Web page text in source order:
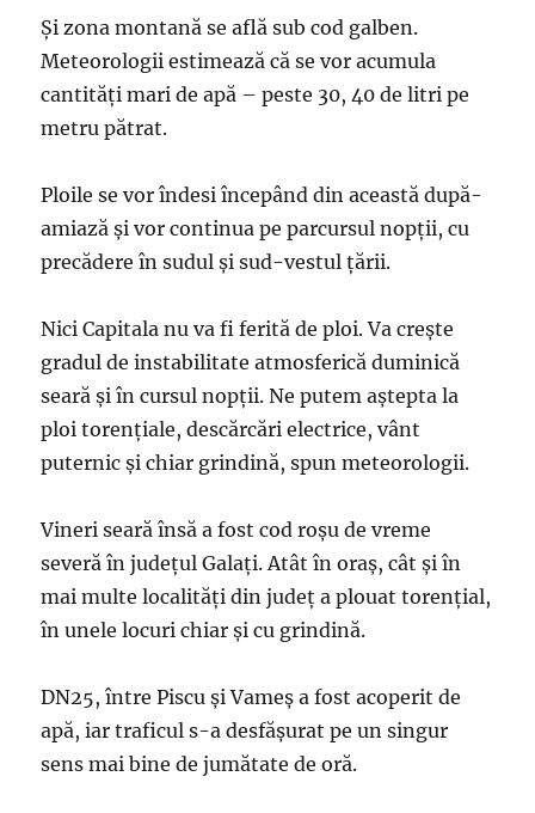
Și zona montană se află sub cod galben.
Meteorologii estimează că se vor acumula
cantități mari de apă – peste 30, 40 de litri pe
metru pătrat.
Ploile se vor îndesi începând din această după-
amiază și vor continua pe parcursul nopții, cu
precădere în sudul și sud-vestul țării.
Nici Capitala nu va fi ferită de ploi. Va crește
gradul de instabilitate atmosferică duminică
seară și în cursul nopții. Ne putem aștepta la
ploi torențiale, descărcări electrice, vânt
puternic și chiar grindină, spun meteorologii.
Vineri seară însă a fost cod roşu de vreme
severă în județul Galaţi. Atât în oraș, cât și în
mai multe localități din județ a plouat torenţial,
în unele locuri chiar și cu grindină.
DN25, între Piscu și Vameș a fost acoperit de
apă, iar traficul s-a desfășurat pe un singur
sens mai bine de jumătate de oră.